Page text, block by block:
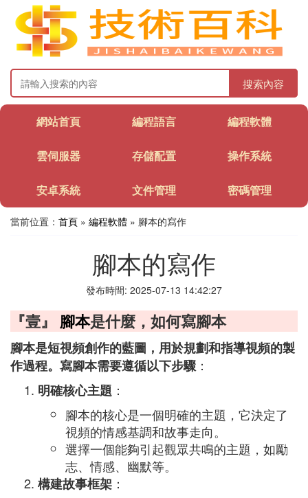
搜索內容
網站首頁 編程語言 編程軟體
雲伺服器 存儲配置 操作系統
安卓系統 文件管理 密碼管理
當前位置： 首頁 » 編程軟體 » 腳本的寫作
腳本的寫作
發布時間: 2025-07-13 14:42:27
『壹』 腳本是什麼，如何寫腳本
腳本是短視頻創作的藍圖，用於規劃和指導視頻的製
作過程。寫腳本需要遵循以下步驟 ：
明確核心主題 ：
腳本的核心是一個明確的主題，它決定了
視頻的情感基調和故事走向。
選擇一個能夠引起觀眾共鳴的主題，如勵
志、情感、幽默等。
構建故事框架 ：